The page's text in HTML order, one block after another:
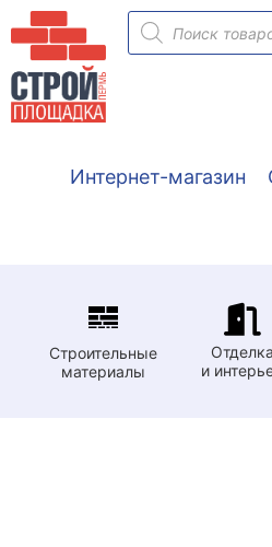
Перейти
содержимому
Поиск
товаров
Интернет-магазин
Строительные
материалы
Отделка
и